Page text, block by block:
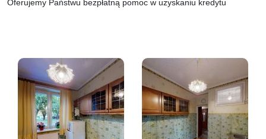
Oferujemy Państwu bezpłatną pomoc w uzyskaniu kredytu